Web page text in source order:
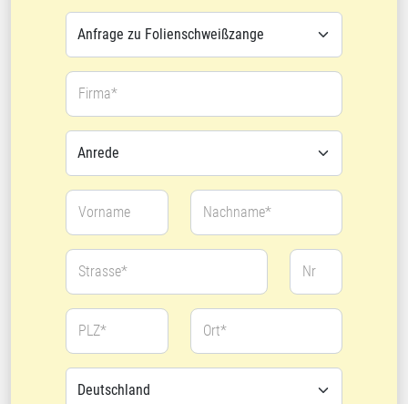
Firma*
Vorname Nachname*
Strasse* Nr
PLZ* Ort*